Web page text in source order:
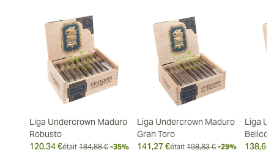
Liga Undercrown Maduro
Robusto
120,34 €était 184,88 € -35%
Liga Undercrown Maduro
Gran Toro
141,27 €était 198,83 € -29%
Liga
138,66